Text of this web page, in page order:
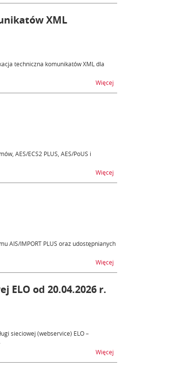
XML
techniczna komunikatów XML dla
Więcej
AES/ECS2 PLUS, AES/PoUS i
Więcej
AIS/IMPORT PLUS oraz udostępnianych
Więcej
ELO od 20.04.2026 r.
sieciowej (webservice) ELO –
Więcej